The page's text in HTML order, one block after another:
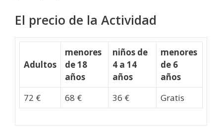
El precio de la Actividad
Adultos
menores
de 18
años
niños de
4 a 14
años
menores
de 6
años
72 €
68 € 36 € Gratis